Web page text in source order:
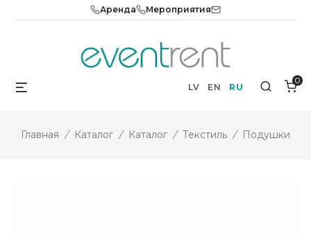
Аренда Мероприятия
LV EN RU Search
0
Главная / Каталог / Каталог / Текстиль / Подушки